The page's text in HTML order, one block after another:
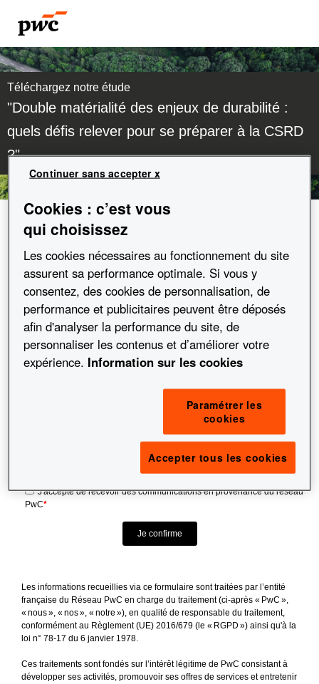
Téléchargez notre étude
"Double matérialité des enjeux de durabilité :
quels défis relever pour se préparer à la CSRD
?"
Prénom*
Nom*
J'accepte de recevoir des communications en provenance du réseau
PwC*
Les informations recueillies via ce formulaire sont traitées par l’entité
française du Réseau PwC en charge du traitement (ci-après « PwC »,
« nous », « nos », « notre »), en qualité de responsable du traitement,
conformément au Règlement (UE) 2016/679 (le « RGPD ») ainsi qu'à la
loi n° 78-17 du 6 janvier 1978.
Ces traitements sont fondés sur l’intérêt légitime de PwC consistant à
développer ses activités, promouvoir ses offres de services et entretenir
Cookies : c’est vous
qui choisissez
Les cookies nécessaires au fonctionnement du site
assurent sa performance optimale. Si vous y
consentez, des cookies de personnalisation, de
performance et publicitaires peuvent être déposés
afin d'analyser la performance du site, de
personnaliser les contenus et d’améliorer votre
expérience. Information sur les cookies
Paramétrer les
cookies
Accepter tous les cookies
Continuer sans accepter x